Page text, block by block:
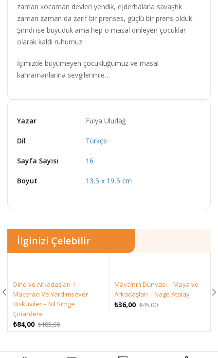
zaman kocaman devleri yendik, ejderhalarla savaştık
zaman zaman da zarif bir prenses, güçlü bir prens olduk.
Şimdi ise büyüdük ama hep o masal dinleyen çocuklar
olarak kaldı ruhumuz.
İçimizde büyümeyen çocukluğumuz ve masal
kahramanlarına sevgilerimle…
Yazar Fulya Uludağ
Dil Türkçe
Sayfa Sayısı 16
Boyut 13,5 x 19,5 cm
İlginizi Çelebilir
Dino ve Arkadaşları 1 –
Maceracı Ve Yardımsever
Bisküviler – Nil Simge
Çınardere
₺105,00Orijinal
fiyat:
₺84,00
Şu
andaki
₺84,00.
Maya’nın Dünyası – Maya ve
Arkadaşları – Nage Atalay
₺45,00Orijinal
₺36,00
Şu
₺36,00.